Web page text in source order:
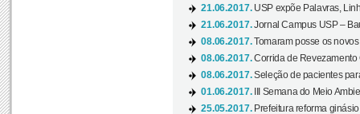
21.06.2017. USP expõe Palavras,
21.06.2017.Jornal Campus USP –
08.06.2017.Tomaram posse os
08.06.2017.Corrida de Revezamento
08.06.2017.Seleção de pacientes
01.06.2017.
III Semana do Meio
25.05.2017. Prefeitura reforma